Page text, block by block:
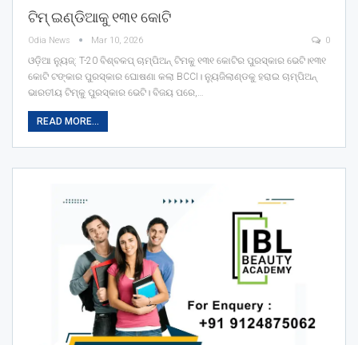
ଟିମ୍‌ ଇଣ୍ଡିଆକୁ ୧୩୧ କୋଟି
Odia News Mar 10, 2026 0
ଓଡ଼ିଆ ନ୍ୟୁଜ୍: T-20 ବିଶ୍ବକପ୍‌ ଚାମ୍ପିଅନ୍‌ ଟିମକୁ ୧୩୧ କୋଟିର ପୁରସ୍କାର ଭେଟି।୧୩୧
କୋଟି ଟଙ୍କାର ପୁରସ୍କାର ଘୋଷଣା କଲା BCCI। ନ୍ୟୁଜିଲାଣ୍ଡକୁ ହରାଇ ଚାମ୍ପିଅନ୍‌
ଭାରତୀୟ ଟିମ୍‌କୁ ପୁରସ୍କାର ଭେଟି। ବିଜୟ ପରେ,…
READ MORE...